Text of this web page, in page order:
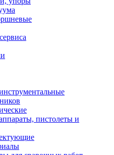
пистолеты и